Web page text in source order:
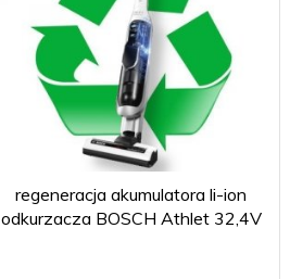
regeneracja akumulatora li-ion
odkurzacza BOSCH Athlet 32,4V